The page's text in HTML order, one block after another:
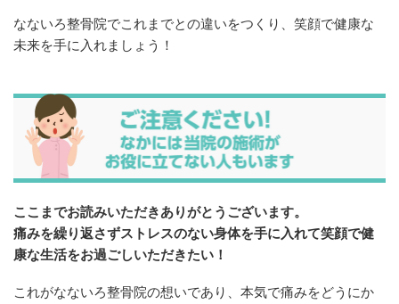
なないろ整骨院でこれまでとの違いをつくり、笑顔で健康な
未来を手に入れましょう！
ここまでお読みいただきありがとうございます。
痛みを繰り返さずストレスのない身体を手に入れて笑顔で健
康な生活をお過ごしいただきたい！
これがなないろ整骨院の想いであり、本気で痛みをどうにか